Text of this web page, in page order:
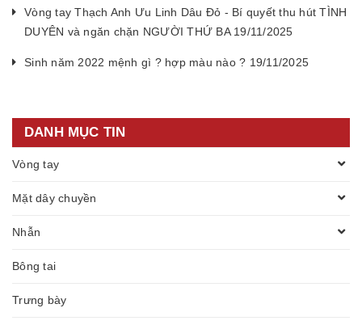
Vòng tay Thạch Anh Ưu Linh Dâu Đỏ - Bí quyết thu hút TÌNH
DUYÊN và ngăn chặn NGƯỜI THỨ BA 19/11/2025
Sinh năm 2022 mệnh gì ? hợp màu nào ? 19/11/2025
DANH MỤC TIN
Vòng tay
Mặt dây chuyền
Nhẫn
Bông tai
Trưng bày